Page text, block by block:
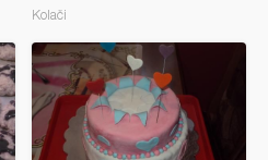
Kolači